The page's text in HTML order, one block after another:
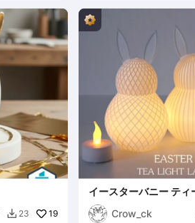
 23 19
イースターバニー ティ
ト
Crow_ck